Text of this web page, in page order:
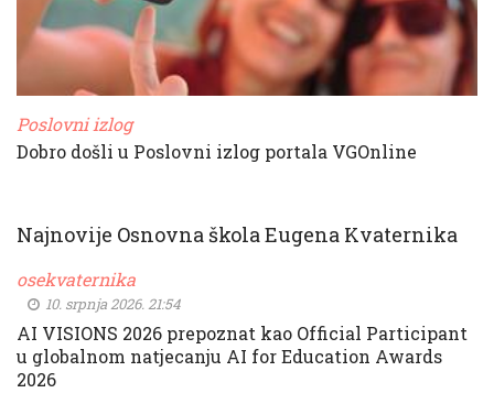
Poslovni izlog
Dobro došli u Poslovni izlog portala VGOnline
Najnovije Osnovna škola Eugena Kvaternika
osekvaternika
10. srpnja 2026. 21:54
AI VISIONS 2026 prepoznat kao Official Participant
u globalnom natjecanju AI for Education Awards
2026